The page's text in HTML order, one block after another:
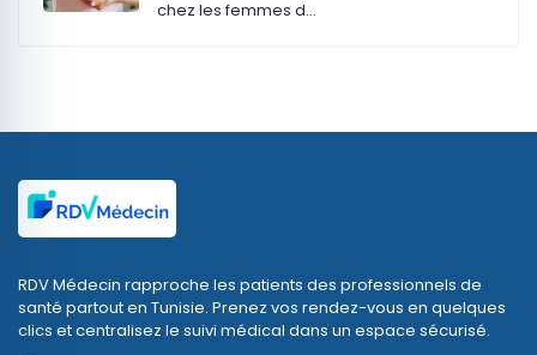
chez les femmes d…
RDV Médecin rapproche les patients des professionnels de
santé partout en Tunisie. Prenez vos rendez-vous en quelques
clics et centralisez le suivi médical dans un espace sécurisé.